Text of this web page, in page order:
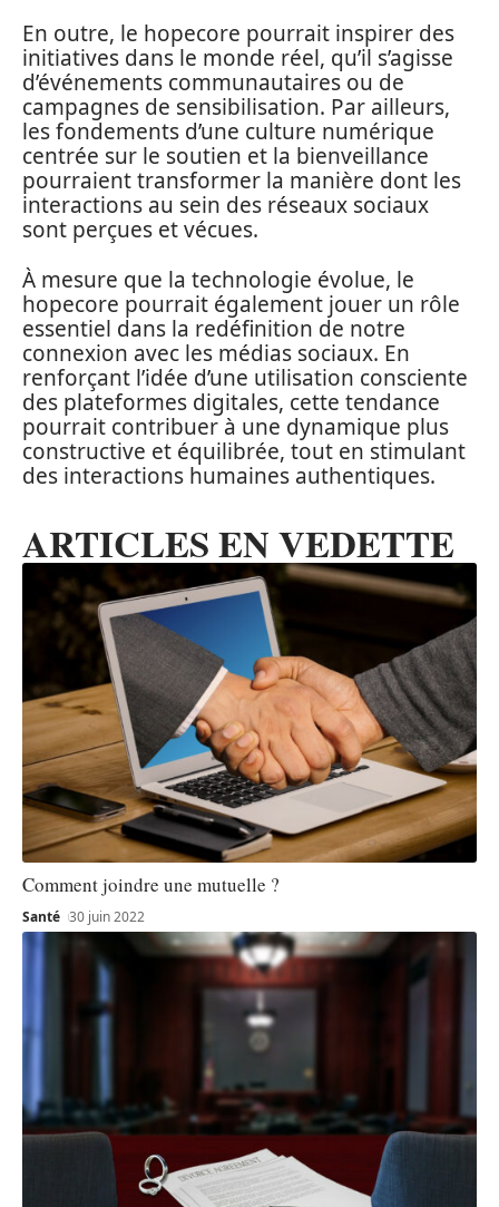
En outre, le hopecore pourrait inspirer des
initiatives dans le monde réel, qu’il s’agisse
d’événements communautaires ou de
campagnes de sensibilisation. Par ailleurs,
les fondements d’une culture numérique
centrée sur le soutien et la bienveillance
pourraient transformer la manière dont les
interactions au sein des réseaux sociaux
sont perçues et vécues.
À mesure que la technologie évolue, le
hopecore pourrait également jouer un rôle
essentiel dans la redéfinition de notre
connexion avec les médias sociaux. En
renforçant l’idée d’une utilisation consciente
des plateformes digitales, cette tendance
pourrait contribuer à une dynamique plus
constructive et équilibrée, tout en stimulant
des interactions humaines authentiques.
ARTICLES EN VEDETTE
Comment joindre une mutuelle ?
Santé 30 juin 2022